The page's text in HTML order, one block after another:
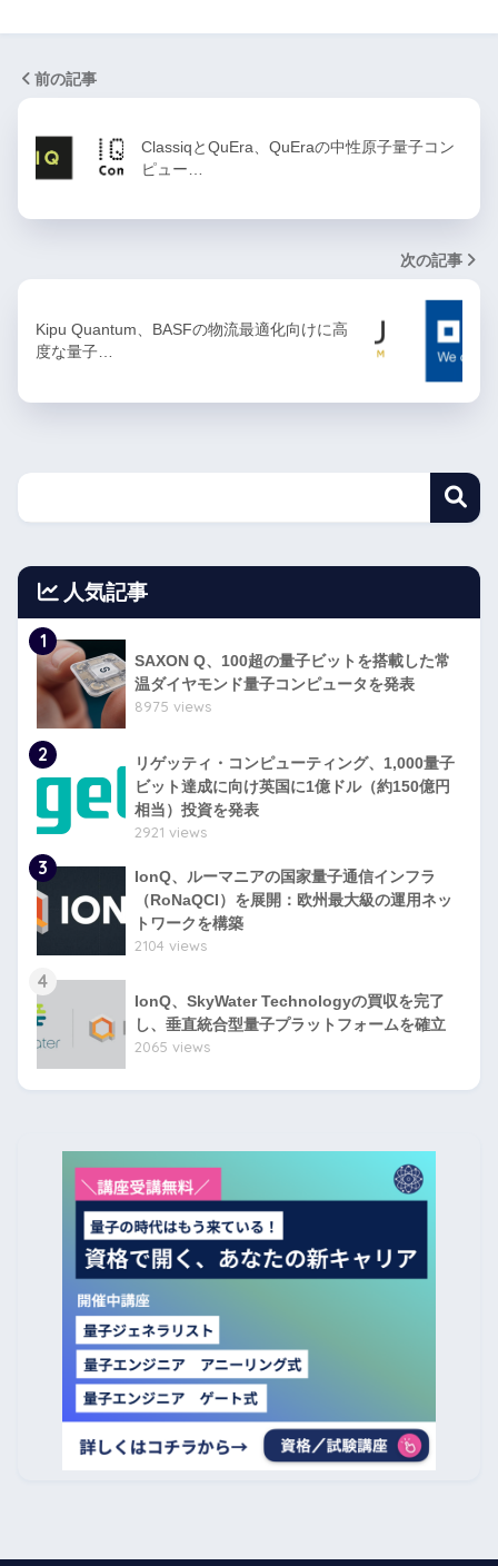
前の記事
ClassiqとQuEra、QuEraの中性原子量子コン
ピュー…
次の記事
Kipu Quantum、BASFの物流最適化向けに高
度な量子…
人気記事
1
SAXON Q、100超の量子ビットを搭載した常
温ダイヤモンド量子コンピュータを発表
8975 views
2
リゲッティ・コンピューティング、1,000量子
ビット達成に向け英国に1億ドル（約150億円
相当）投資を発表
2921 views
3
IonQ、ルーマニアの国家量子通信インフラ
（RoNaQCI）を展開：欧州最大級の運用ネッ
トワークを構築
2104 views
4
IonQ、SkyWater Technologyの買収を完了
し、垂直統合型量子プラットフォームを確立
2065 views